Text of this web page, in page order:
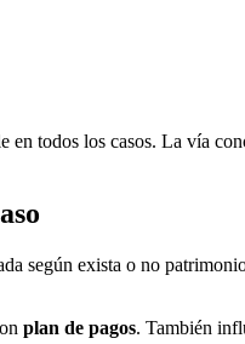
en todos los casos. La vía
según exista o no
plan de pagos. También